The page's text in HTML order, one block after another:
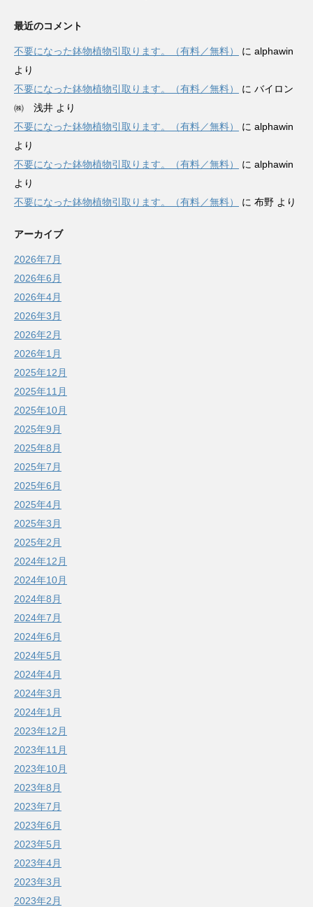
最近のコメント
不要になった鉢物植物引取ります。（有料／無料） に alphawin
より
不要になった鉢物植物引取ります。（有料／無料）
に バイロン
㈱ 浅井 より
不要になった鉢物植物引取ります。（有料／無料）
に alphawin
より
不要になった鉢物植物引取ります。（有料／無料）
に alphawin
より
不要になった鉢物植物引取ります。（有料／無料）
に 布野 より
アーカイブ
2026年7月
2026年6月
2026年4月
2026年3月
2026年2月
2026年1月
2025年12月
2025年11月
2025年10月
2025年9月
2025年8月
2025年7月
2025年6月
2025年4月
2025年3月
2025年2月
2024年12月
2024年10月
2024年8月
2024年7月
2024年6月
2024年5月
2024年4月
2024年3月
2024年1月
2023年12月
2023年11月
2023年10月
2023年8月
2023年7月
2023年6月
2023年5月
2023年4月
2023年3月
2023年2月